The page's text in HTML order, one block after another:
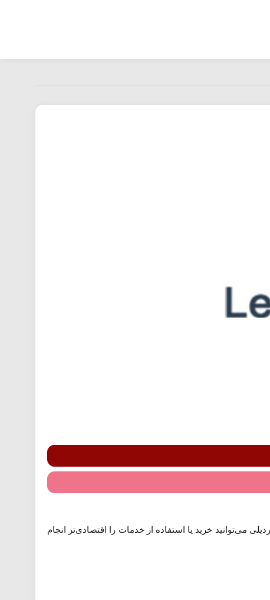
می‌توانید خرید یا استفاده از خدمات را اقتصادی‌تر انجام